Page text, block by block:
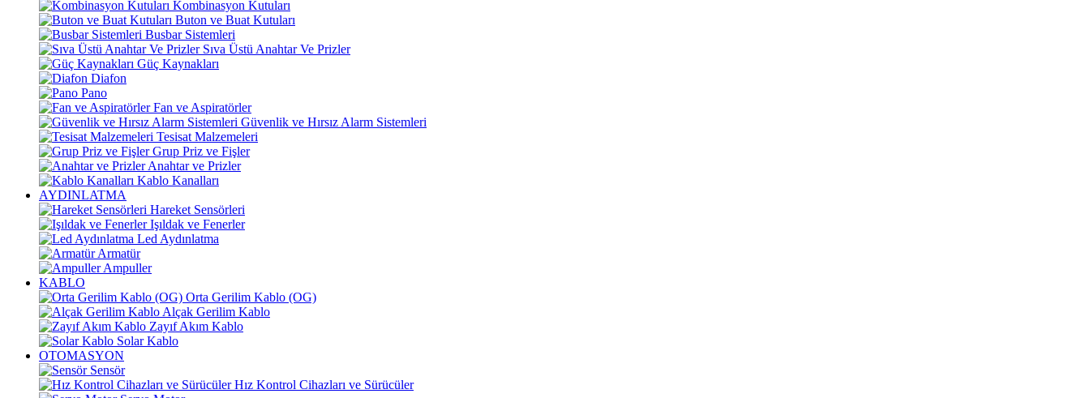
Kombinasyon Kutuları
Buton ve Buat Kutuları
Busbar Sistemleri
Sıva Üstü Anahtar Ve Prizler
Güç Kaynakları
Diafon
Pano
Fan ve Aspiratörler
Güvenlik ve Hırsız Alarm Sistemleri
Tesisat Malzemeleri
Grup Priz ve Fişler
Anahtar ve Prizler
Kablo Kanalları
AYDINLATMA
Hareket Sensörleri
Işıldak ve Fenerler
Led Aydınlatma
Armatür
Ampuller
KABLO
Orta Gerilim Kablo (OG)
Alçak Gerilim Kablo
Zayıf Akım Kablo
Solar Kablo
OTOMASYON
Sensör
Hız Kontrol Cihazları ve Sürücüler